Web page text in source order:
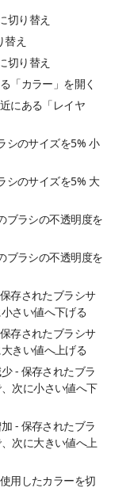
切り替え
替え
切り替え
「カラー」を開く
にある「レイヤ
シのサイズを5% 小
シのサイズを5% 大
ブラシの不透明度を
ブラシの不透明度を
存されたブラシサ
さい値へ下げる
存されたブラシサ
きい値へ上げる
- 保存されたブラ
次に小さい値へ下
- 保存されたブラ
次に大きい値へ上
用したカラーを切